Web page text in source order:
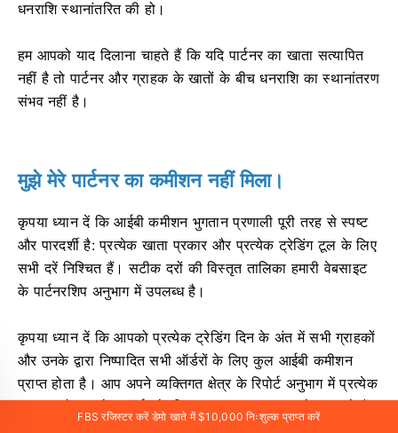
धनराशि स्थानांतरित की हो।
हम आपको याद दिलाना चाहते हैं कि यदि पार्टनर का खाता सत्यापित
नहीं है तो पार्टनर और ग्राहक के खातों के बीच धनराशि का स्थानांतरण
संभव नहीं है।
मुझे मेरे पार्टनर का कमीशन नहीं मिला।
कृपया ध्यान दें कि आईबी कमीशन भुगतान प्रणाली पूरी तरह से स्पष्ट
और पारदर्शी है: प्रत्येक खाता प्रकार और प्रत्येक ट्रेडिंग टूल के लिए
सभी दरें निश्चित हैं। सटीक दरों की विस्तृत तालिका हमारी वेबसाइट
के पार्टनरशिप अनुभाग में उपलब्ध है।
कृपया ध्यान दें कि आपको प्रत्येक ट्रेडिंग दिन के अंत में सभी ग्राहकों
और उनके द्वारा निष्पादित सभी ऑर्डरों के लिए कुल आईबी कमीशन
प्राप्त होता है। आप अपने व्यक्तिगत क्षेत्र के रिपोर्ट अनुभाग में प्रत्येक
ग्राहक और प्रत्येक ऑर्डर के लिए भुगतान अलग-अलग देख सकते हैं।
FBS रजिस्टर करें डेमो खाते में $10,000 निःशुल्क प्राप्त करें